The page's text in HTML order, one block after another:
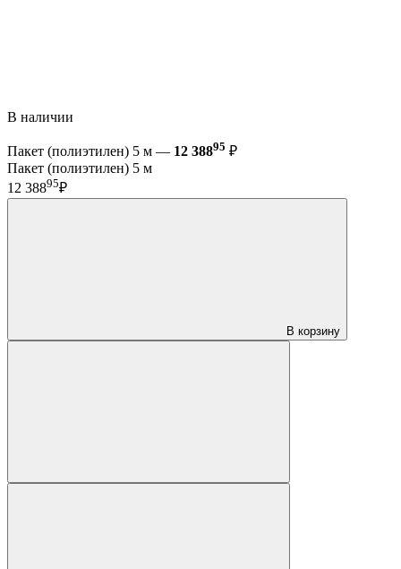
В наличии
Пакет (полиэтилен) 5 м — 12 38895 ₽
Пакет (полиэтилен) 5 м
12 38895₽
В корзину